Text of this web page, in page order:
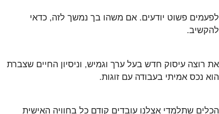
לפעמים פשוט יודעים. אם משהו בך נמשך לזה, כדאי
להקשיב.
את רוצה עיסוק חדש בעל ערך וגמיש, וניסיון החיים שצברת
הוא נכס אמיתי בעבודה עם זוגות.
הכלים שתלמדי אצלנו עובדים קודם כל בחוויה האישית